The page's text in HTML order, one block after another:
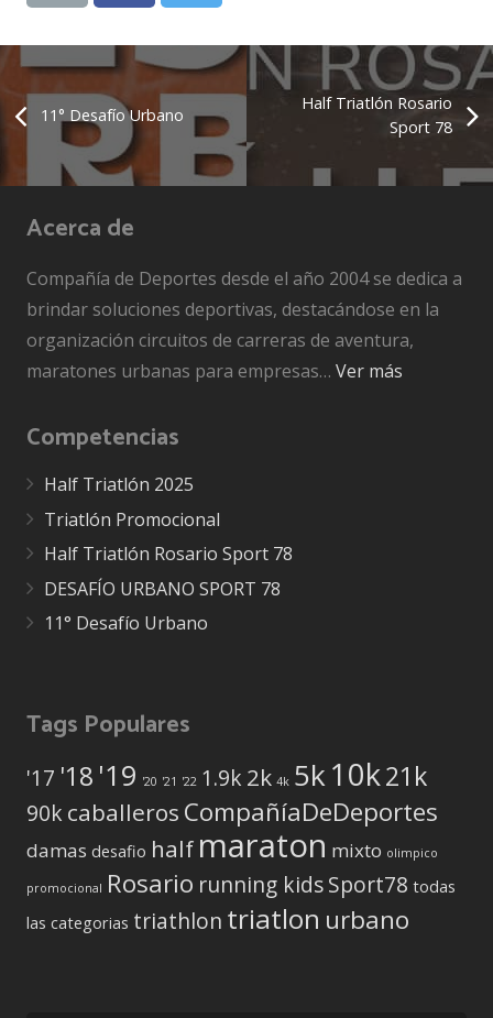
11° Desafío Urbano
Half Triatlón Rosario
Sport 78
Acerca de
Compañía de Deportes desde el año 2004 se dedica a
brindar soluciones deportivas, destacándose en la
organización circuitos de carreras de aventura,
maratones urbanas para empresas… Ver más
Competencias
Half Triatlón 2025
Triatlón Promocional
Half Triatlón Rosario Sport 78
DESAFÍO URBANO SPORT 78
11° Desafío Urbano
Tags Populares
'17 '18 '19 '20 '21 '22 1.9k 2k 4k 5k10k21k
90k caballeros CompañíaDeDeportes
damas desafio half maraton mixto olimpico
promocional Rosario running kidsSport78 todas
las categorias triathlon triatlon urbano